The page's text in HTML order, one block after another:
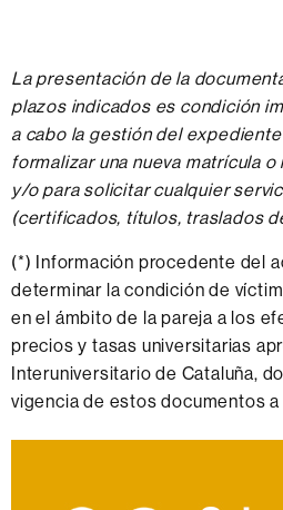
La presentación de la
plazos indicados es condición
a cabo la gestión del
formalizar una nueva matrícula
y/o para solicitar cualquier
(certificados, títulos, traslados
(*) Información procedente del
determinar la condición de
en el ámbito de la pareja a los
precios y tasas universitarias
Interuniversitario de Cataluña,
vigencia de estos documentos
Información